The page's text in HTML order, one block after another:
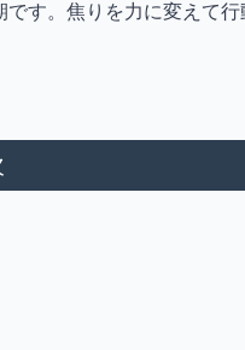
です。焦りを力に変えて